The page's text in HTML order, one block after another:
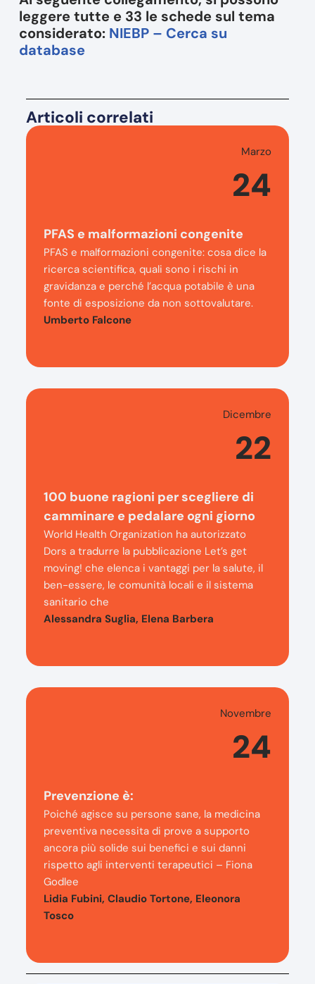
leggere tutte e 33 le schede sul tema
considerato: NIEBP – Cerca su
database
Articoli correlati
Marzo
24
PFAS e malformazioni congenite
PFAS e malformazioni congenite: cosa dice la
ricerca scientifica, quali sono i rischi in
gravidanza e perché l’acqua potabile è una
fonte di esposizione da non sottovalutare.
Umberto Falcone
Dicembre
22
100 buone ragioni per scegliere di
camminare e pedalare ogni giorno
World Health Organization ha autorizzato
Dors a tradurre la pubblicazione Let’s get
moving! che elenca i vantaggi per la salute, il
ben-essere, le comunità locali e il sistema
sanitario che
Alessandra Suglia, Elena Barbera
Novembre
24
Prevenzione è:
Poiché agisce su persone sane, la medicina
preventiva necessita di prove a supporto
ancora più solide sui benefici e sui danni
rispetto agli interventi terapeutici – Fiona
Godlee
Lidia Fubini, Claudio Tortone, Eleonora
Tosco